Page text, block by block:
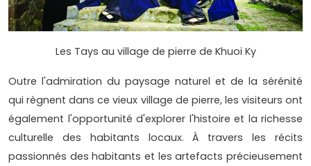
Les Tays au village de pierre de Khuoi Ky
Outre l'admiration du paysage naturel et de la sérénité
qui règnent dans ce vieux village de pierre, les visiteurs ont
également l'opportunité d'explorer l'histoire et la richesse
culturelle des habitants locaux. À travers les récits
passionnés des habitants et les artefacts précieusement